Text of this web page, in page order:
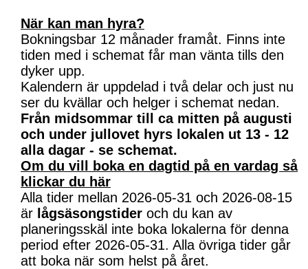
När kan man hyra?
Bokningsbar 12 månader framåt. Finns inte
tiden med i schemat får man vänta tills den
dyker upp.
Kalendern är uppdelad i två delar och just nu
ser du kvällar och helger i schemat nedan.
Från midsommar till ca mitten på augusti
och under jullovet hyrs lokalen ut 13 - 12
alla dagar - se schemat.
Om du vill boka en dagtid på en vardag så
klickar du här
Alla tider mellan 2026-05-31 och 2026-08-15
är lågsäsongstider och du kan av
planeringsskäl inte boka lokalerna för denna
period efter 2026-05-31. Alla övriga tider går
att boka när som helst på året.